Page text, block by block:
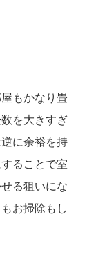
もかなり畳
を大きすぎ
に余裕を持
ることで室
る狙いにな
お掃除もし